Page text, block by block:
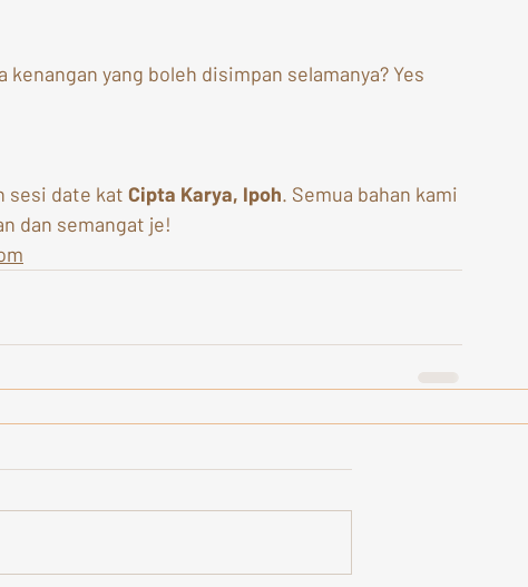
yang boleh disimpan selamanya? Yes
sesi date kat Cipta Karya, Ipoh. Semua bahan kami
dan semangat je!